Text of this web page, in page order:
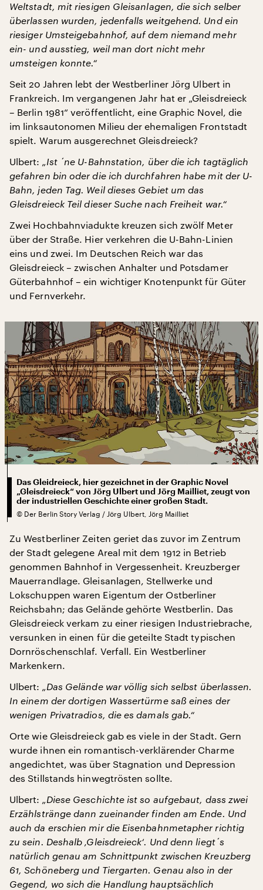
Weltstadt, mit riesigen Gleisanlagen, die sich selber
überlassen wurden, jedenfalls weitgehend. Und ein
riesiger Umsteigebahnhof, auf dem niemand mehr
ein- und ausstieg, weil man dort nicht mehr
umsteigen konnte.“
Seit 20 Jahren lebt der Westberliner Jörg Ulbert in
Frankreich. Im vergangenen Jahr hat er „Gleisdreieck
– Berlin 1981“ veröffentlicht, eine Graphic Novel, die
im linksautonomen Milieu der ehemaligen Frontstadt
spielt. Warum ausgerechnet Gleisdreieck?
Ulbert: „Ist ´ne U-Bahnstation, über die ich tagtäglich
gefahren bin oder die ich durchfahren habe mit der U-
Bahn, jeden Tag. Weil dieses Gebiet um das
Gleisdreieck Teil dieser Suche nach Freiheit war.“
Zwei Hochbahnviadukte kreuzen sich zwölf Meter
über der Straße. Hier verkehren die U-Bahn-Linien
eins und zwei. Im Deutschen Reich war das
Gleisdreieck – zwischen Anhalter und Potsdamer
Güterbahnhof – ein wichtiger Knotenpunkt für Güter
und Fernverkehr.
Das Gleidreieck, hier gezeichnet in der Graphic Novel
„Gleisdreieck“ von Jörg Ulbert und Jörg Mailliet, zeugt von
der industriellen Geschichte einer großen Stadt.
© Der Berlin Story Verlag / Jörg Ulbert, Jörg Mailliet
Zu Westberliner Zeiten geriet das zuvor im Zentrum
der Stadt gelegene Areal mit dem 1912 in Betrieb
genommen Bahnhof in Vergessenheit. Kreuzberger
Mauerrandlage. Gleisanlagen, Stellwerke und
Lokschuppen waren Eigentum der Ostberliner
Reichsbahn; das Gelände gehörte Westberlin. Das
Gleisdreieck verkam zu einer riesigen Industriebrache,
versunken in einen für die geteilte Stadt typischen
Dornröschenschlaf. Verfall. Ein Westberliner
Markenkern.
Ulbert: „Das Gelände war völlig sich selbst überlassen.
In einem der dortigen Wassertürme saß eines der
wenigen Privatradios, die es damals gab.“
Orte wie Gleisdreieck gab es viele in der Stadt. Gern
wurde ihnen ein romantisch-verklärender Charme
angedichtet, was über Stagnation und Depression
des Stillstands hinwegtrösten sollte.
Ulbert: „Diese Geschichte ist so aufgebaut, dass zwei
Erzählstränge dann zueinander finden am Ende. Und
auch da erschien mir die Eisenbahnmetapher richtig
zu sein. Deshalb ‚Gleisdreieck‘. Und denn liegt´s
natürlich genau am Schnittpunkt zwischen Kreuzberg
61, Schöneberg und Tiergarten. Genau also in der
Gegend, wo sich die Handlung hauptsächlich